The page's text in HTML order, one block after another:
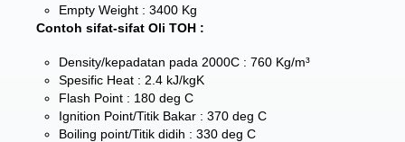
Empty Weight : 3400 Kg
Contoh sifat-sifat Oli TOH :
Density/kepadatan pada 2000C : 760 Kg/m³
Spesific Heat : 2.4 kJ/kgK
Flash Point : 180 deg C
Ignition Point/Titik Bakar : 370 deg C
Boiling point/Titik didih : 330 deg C